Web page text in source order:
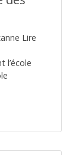
Lire
l’école